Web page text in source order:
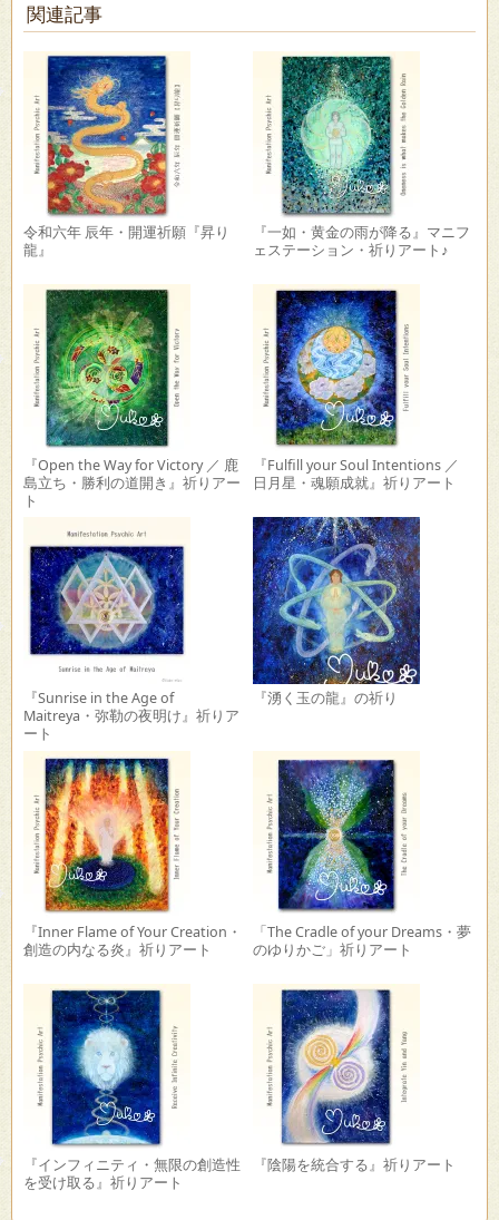
関連記事
令和六年 辰年・開運祈願『昇り
龍』
『一如・黄金の雨が降る』マニフ
ェステーション・祈りアート♪
『Open the Way for Victory ／ 鹿
島立ち・勝利の道開き』祈りアー
ト
『Fulfill your Soul Intentions ／
日月星・魂願成就』祈りアート
『Sunrise in the Age of
Maitreya・弥勒の夜明け』祈りア
ート
『湧く玉の龍』の祈り
『Inner Flame of Your Creation・
創造の内なる炎』祈りアート
「The Cradle of your Dreams・夢
のゆりかご」祈りアート
『インフィニティ・無限の創造性
を受け取る』祈りアート
『陰陽を統合する』祈りアート